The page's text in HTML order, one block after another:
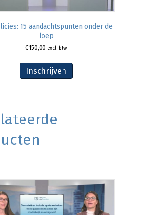
15 aandachtspunten onder de
loep
€150,00 excl. btw
Inschrijven